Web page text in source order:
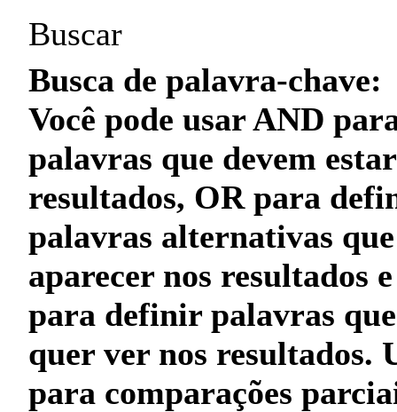
Buscar
Busca de palavra-chave:
Você pode usarAND
palavras que devem
resultados, ORpara
palavras alternativas
aparecer nos resultados
para definir palavras
quer ver nos resultados.
para comparações